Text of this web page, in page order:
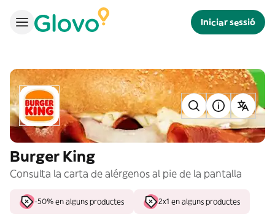
Iniciar sessió
Burger King
Consulta la carta de alérgenos al pie de la pantalla
-50% en alguns productes 2x1 en alguns productes